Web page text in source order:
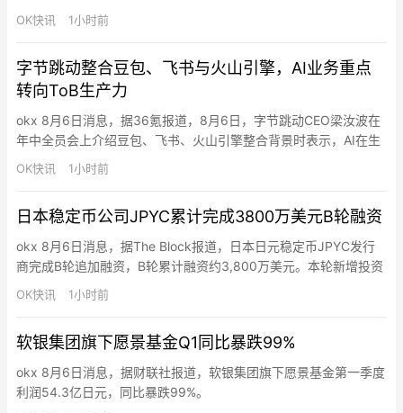
launchpad的主要“收割”方式，并称Uniswap押注的是优质技术和
公平竞争环境，而非高抽成平台。他认为2%价差的池子在代币规模
大仍能良好运作，且自动复…
OK快讯 1小时前
字节跳动整合豆包、飞书与火山引擎，AI业务重点
转向ToB生产力
okx 8月6日消息，据36氪报道，8月6日，字节跳动CEO梁汝波在
年中全员会上介绍豆包、飞书、火山引擎整合背景时表示，AI在生
产力上的发展快于预期，ToB变得更重要，飞书新增客户中已有超
九成同步采购飞书AI产品。梁汝波将字节业务战略原则总结为“高度
务，三者紧密相关，均通过计算换智能实现公司使命。…
OK快讯 1小时前
日本稳定币公司JPYC累计完成3800万美元B轮融资
okx 8月6日消息，据The Block报道，日本日元稳定币JPYC发行
商完成B轮追加融资，B轮累计融资约3,800万美元。本轮新增投资
方为日本物流巨头AZ-COM丸和控股，注资约630万美元。融资将
用于扩大金融和Web3生态，推动日元稳定币JPYC的实际应用。
OK快讯 1小时前
软银集团旗下愿景基金Q1同比暴跌99%
okx 8月6日消息，据财联社报道，软银集团旗下愿景基金第一季度
利润54.3亿日元，同比暴跌99%。